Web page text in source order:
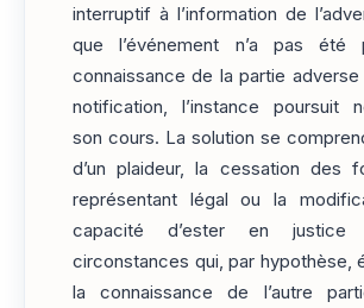
interruptif à l’information de
que l’événement n’a pas
connaissance de la partie
notification, l’instance poursuit
son cours. La solution se
d’un plaideur, la cessation des
représentant légal ou la
capacité d’ester en
circonstances qui, par hypothèse,
la connaissance de l’autre